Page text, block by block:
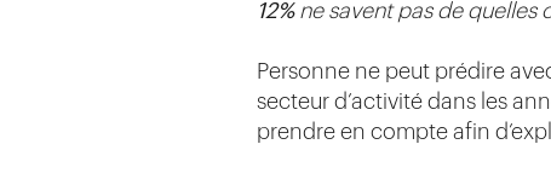
12%ne savent pas de quelles
Personne ne peut prédire
secteur d’activité dans les
prendre en compte afin